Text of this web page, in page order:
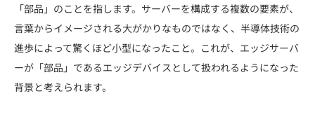
「部品」のことを指します。サーバーを構成する複数の要素が、
言葉からイメージされる大がかりなものではなく、半導体技術の
進歩によって驚くほど小型になったこと。これが、エッジサーバ
ーが「部品」であるエッジデバイスとして扱われるようになった
背景と考えられます。